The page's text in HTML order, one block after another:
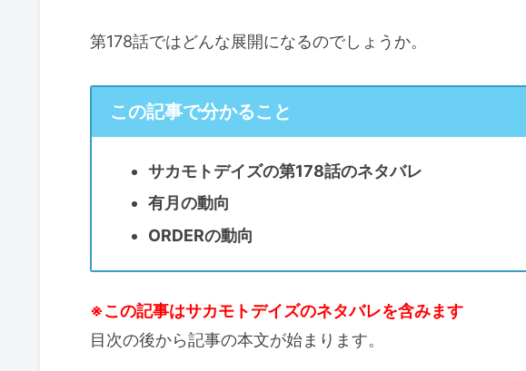
第178話ではどんな展開になるのでしょうか。
この記事で分かること
サカモトデイズの第178話のネタバレ
有月の動向
ORDERの動向
※この記事はサカモトデイズのネタバレを含みます
目次の後から記事の本文が始まります。